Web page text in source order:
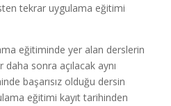
tekrar uygulama eğitimi
eğitiminde yer alan derslerin
daha sonra açılacak aynı
başarısız olduğu dersin
eğitimi kayıt tarihinden